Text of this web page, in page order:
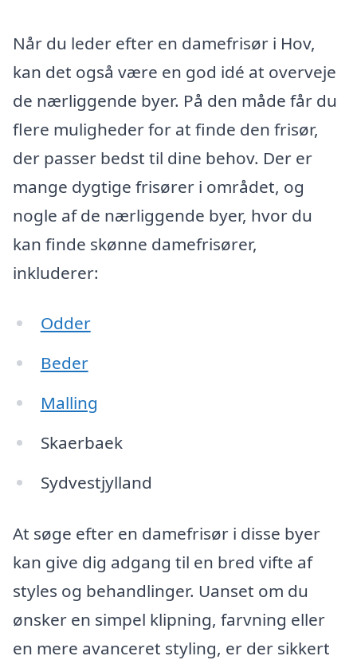
Når du leder efter en damefrisør i Hov,
kan det også være en god idé at overveje
de nærliggende byer. På den måde får du
flere muligheder for at finde den frisør,
der passer bedst til dine behov. Der er
mange dygtige frisører i området, og
nogle af de nærliggende byer, hvor du
kan finde skønne damefrisører,
inkluderer:
Odder
Beder
Malling
Skaerbaek
Sydvestjylland
At søge efter en damefrisør i disse byer
kan give dig adgang til en bred vifte af
styles og behandlinger. Uanset om du
ønsker en simpel klipning, farvning eller
en mere avanceret styling, er der sikkert